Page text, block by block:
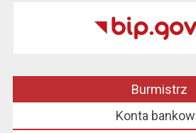
Burmistrz
Konta